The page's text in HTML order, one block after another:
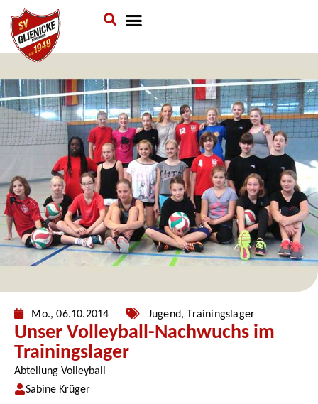
Mo., 06.10.2014 Jugend, Trainingslager
Unser Volleyball-Nachwuchs im
Trainingslager
Abteilung Volleyball
Sabine Krüger